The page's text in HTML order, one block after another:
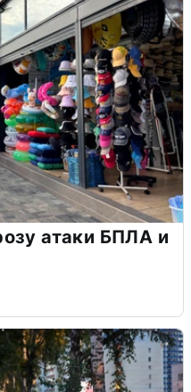
атаки БПЛА и